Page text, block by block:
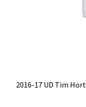
2016-17 UD Tim